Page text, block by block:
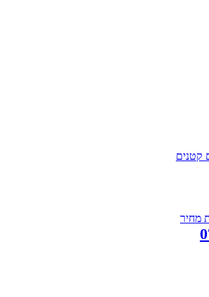
קטנים
מחיר